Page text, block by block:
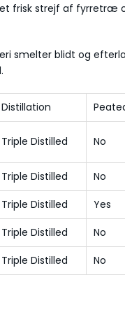
frisk strejf af fyrretræ
smelter blidt og
Distillation
Triple Distilled No
Triple Distilled No
Triple Distilled Yes
Triple Distilled No
Triple Distilled No